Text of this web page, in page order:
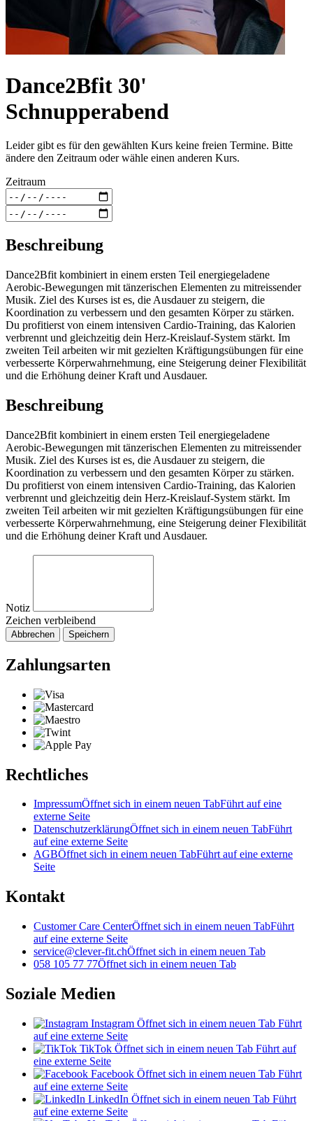
Dance2Bfit 30'
Schnupperabend
Leider gibt es für den gewählten Kurs keine freien Termine. Bitte
ändere den Zeitraum oder wähle einen anderen Kurs.
Zeitraum
Beschreibung
Dance2Bfit kombiniert in einem ersten Teil energiegeladene
Aerobic-Bewegungen mit tänzerischen Elementen zu mitreissender
Musik. Ziel des Kurses ist es, die Ausdauer zu steigern, die
Koordination zu verbessern und den gesamten Körper zu stärken.
Du profitierst von einem intensiven Cardio-Training, das Kalorien
verbrennt und gleichzeitig dein Herz-Kreislauf-System stärkt. Im
zweiten Teil arbeiten wir mit gezielten Kräftigungsübungen für eine
verbesserte Körperwahrnehmung, eine Steigerung deiner Flexibilität
und die Erhöhung deiner Kraft und Ausdauer.
Beschreibung
Dance2Bfit kombiniert in einem ersten Teil energiegeladene
Aerobic-Bewegungen mit tänzerischen Elementen zu mitreissender
Musik. Ziel des Kurses ist es, die Ausdauer zu steigern, die
Koordination zu verbessern und den gesamten Körper zu stärken.
Du profitierst von einem intensiven Cardio-Training, das Kalorien
verbrennt und gleichzeitig dein Herz-Kreislauf-System stärkt. Im
zweiten Teil arbeiten wir mit gezielten Kräftigungsübungen für eine
verbesserte Körperwahrnehmung, eine Steigerung deiner Flexibilität
und die Erhöhung deiner Kraft und Ausdauer.
Notiz
Zeichen verbleibend
Abbrechen Speichern
Zahlungsarten
Rechtliches
ImpressumÖffnet sich in einem neuen TabFührt auf eine
externe Seite
DatenschutzerklärungÖffnet sich in einem neuen TabFührt
auf eine externe Seite
AGBÖffnet sich in einem neuen TabFührt auf eine externe
Seite
Kontakt
Customer Care CenterÖffnet sich in einem neuen TabFührt
auf eine externe Seite
service@clever-fit.chÖffnet sich in einem neuen Tab
058 105 77 77Öffnet sich in einem neuen Tab
Soziale Medien
Instagram Öffnet sich in einem neuen Tab Führt
auf eine externe Seite
TikTok Öffnet sich in einem neuen Tab Führt auf
eine externe Seite
Facebook Öffnet sich in einem neuen Tab Führt
auf eine externe Seite
LinkedIn Öffnet sich in einem neuen Tab Führt
auf eine externe Seite